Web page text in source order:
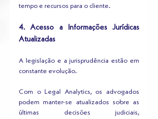
tempo e recursos para o cliente.
4. Acesso a Informações Jurídicas
Atualizadas
A legislação e a jurisprudência estão em
constante evolução.
Com o Legal Analytics, os advogados
podem manter-se atualizados sobre as
últimas decisões judiciais,